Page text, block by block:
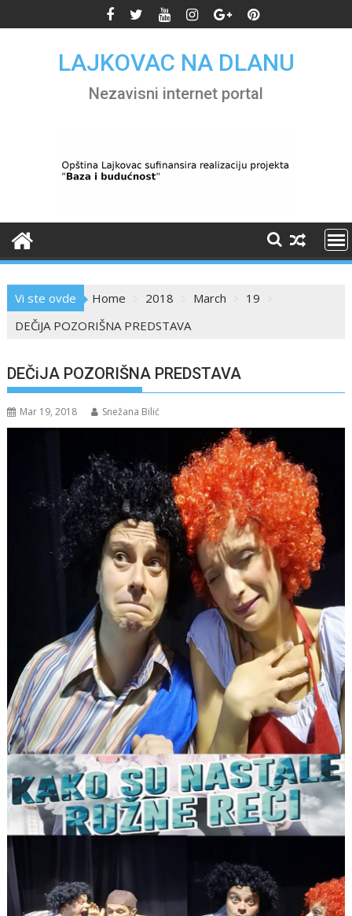
to
LAJKOVAC NA DLANU
Nezavisni internet portal
Vi ste ovde Home 2018 March
19
DEČiJA POZORIŠNA PREDSTAVA
DEČiJA POZORIŠNA PREDSTAVA
Mar 19, 2018 Snežana Bilić